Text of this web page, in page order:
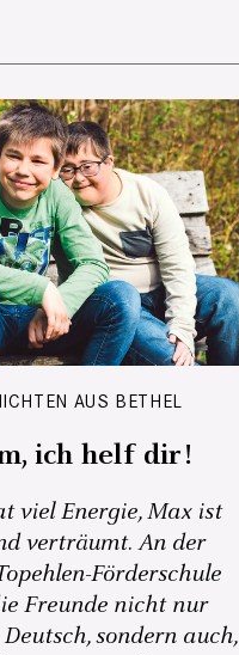
AUS BETHEL
ich helf dir!
viel Energie, Max ist
verträumt. An der
Förderschule
Freunde nicht nur
sondern auch,